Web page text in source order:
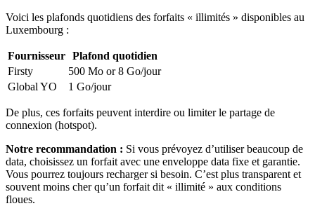
Voici les plafonds quotidiens des forfaits « illimités » disponibles au
Luxembourg :
Fournisseur Plafond quotidien
Firsty
500 Mo or 8 Go/jour
Global YO
1 Go/jour
De plus, ces forfaits peuvent interdire ou limiter le partage de
connexion (hotspot).
Notre recommandation : Si vous prévoyez d’utiliser beaucoup de
data, choisissez un forfait avec une enveloppe data fixe et garantie.
Vous pourrez toujours recharger si besoin. C’est plus transparent et
souvent moins cher qu’un forfait dit « illimité » aux conditions
floues.